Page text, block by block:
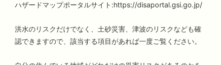
ハザードマップポータルサイト:https://disaportal.gsi.go.jp/
洪水のリスクだけでなく、土砂災害、津波のリスクなども確
認できますので、該当する項目があれば一度ご覧ください。